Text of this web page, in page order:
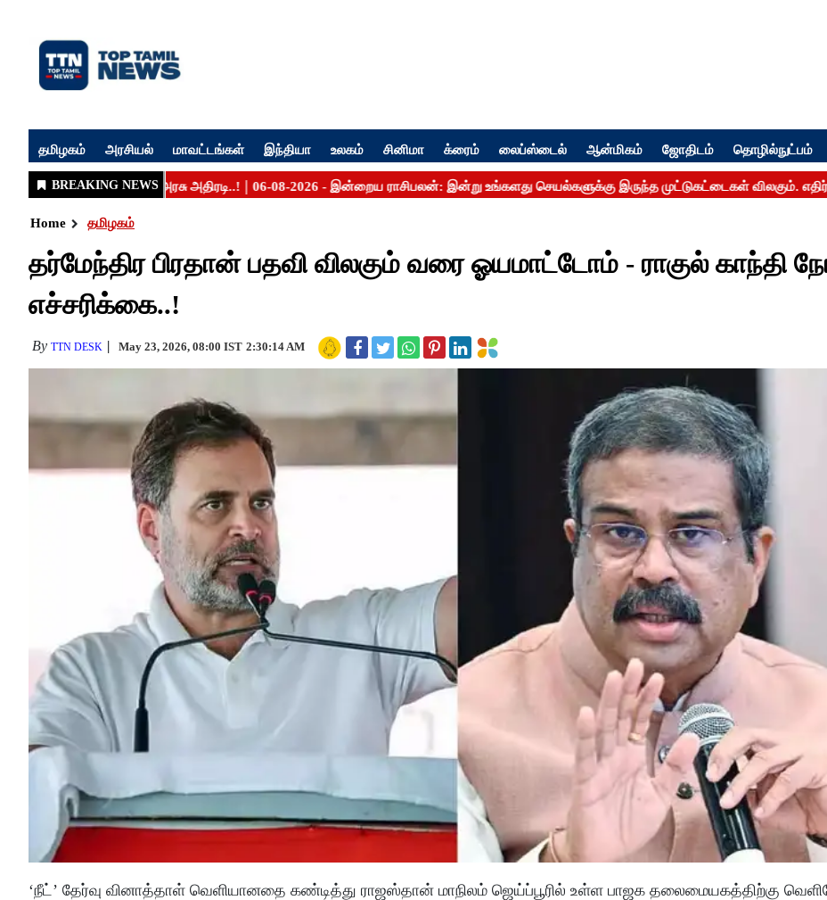
தமிழகம் அரசியல் மாவட்டங்கள் இந்தியா உலகம் சினிமா க்ரைம் லைப்ஸ்டைல் ஆன்மிகம் ஜோதிடம் தொழில்நுட்பம்
Home தமிழகம்
தர்மேந்திர பிரதான் பதவி விலகும் வரை ஓயமாட்டோம் - ராகுல் காந்தி
எச்சரிக்கை..!
By TTN DESK May 23, 2026, 08:00 IST 2:30:14 AM
‘நீட்’ தேர்வு வினாத்தாள் வெளியானதை கண்டித்து ராஜஸ்தான் மாநிலம் ஜெய்ப்பூரில் உள்ள பாஜக தலைமையகத்திற்கு